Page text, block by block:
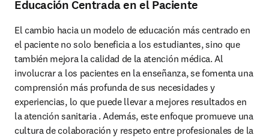
Educación Centrada en el Paciente
El cambio hacia un modelo de educación más centrado en
el paciente no solo beneficia a los estudiantes, sino que
también mejora la calidad de la atención médica. Al
involucrar a los pacientes en la enseñanza, se fomenta una
comprensión más profunda de sus necesidades y
experiencias, lo que puede llevar a mejores resultados en
la atención sanitaria . Además, este enfoque promueve una
cultura de colaboración y respeto entre profesionales de la